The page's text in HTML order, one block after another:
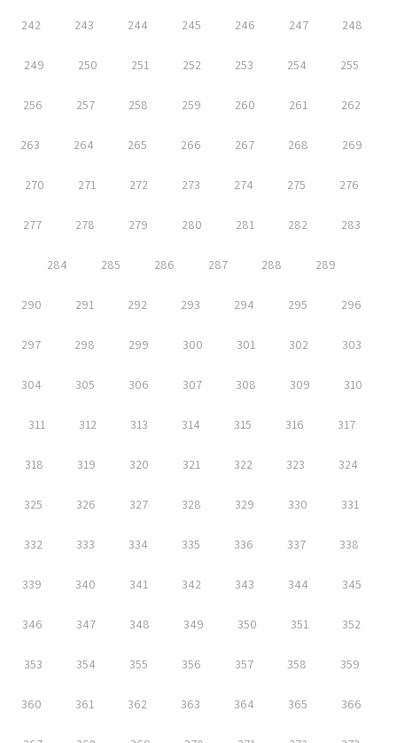
242 243 244 245 246 247 248
249 250 251 252 253 254 255
256 257 258 259 260 261 262
263 264 265 266 267 268 269
270 271 272 273 274 275 276
277 278 279 280 281 282 283
284 285 286 287 288 289
290 291 292 293 294 295 296
297 298 299 300 301 302 303
304 305 306 307 308 309 310
311 312 313 314 315 316 317
318 319 320 321 322 323 324
325 326 327 328 329 330 331
332 333 334 335 336 337 338
339 340 341 342 343 344 345
346 347 348 349 350 351 352
353 354 355 356 357 358 359
360 361 362 363 364 365 366